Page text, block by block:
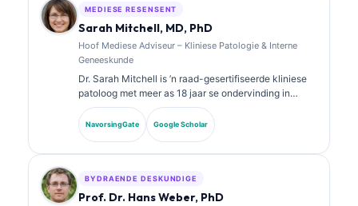
MEDIESE RESENSENT
Sarah Mitchell, MD, PhD
Hoof Mediese Adviseur – Kliniese Patologie & Interne
Geneeskunde
Dr. Sarah Mitchell is ’n raad-gesertifiseerde kliniese
patoloog met meer as 18 jaar se ondervinding in
laboratoriumgeneeskunde en diagnostiese analise.
Sy beskik oor spesialiteitssertifisering in kliniese
chemie en het uitgebreid gepubliseer oor
NavorsingGate Google Scholar
BYDRAENDE DESKUNDIGE
Prof. Dr. Hans Weber, PhD